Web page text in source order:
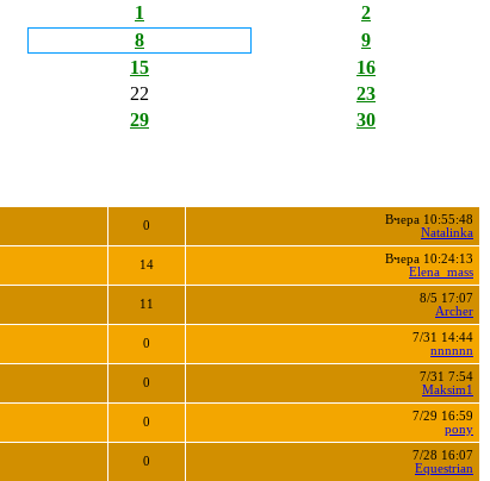
1
2
8
9
15
16
22
23
29
30
0
Вчера 10:55:48
Natalinka
14
Вчера 10:24:13
Elena_mass
11
8/5 17:07
Archer
0
7/31 14:44
nnnnnn
0
7/31 7:54
Maksim1
0
7/29 16:59
pony
0
7/28 16:07
Equestrian